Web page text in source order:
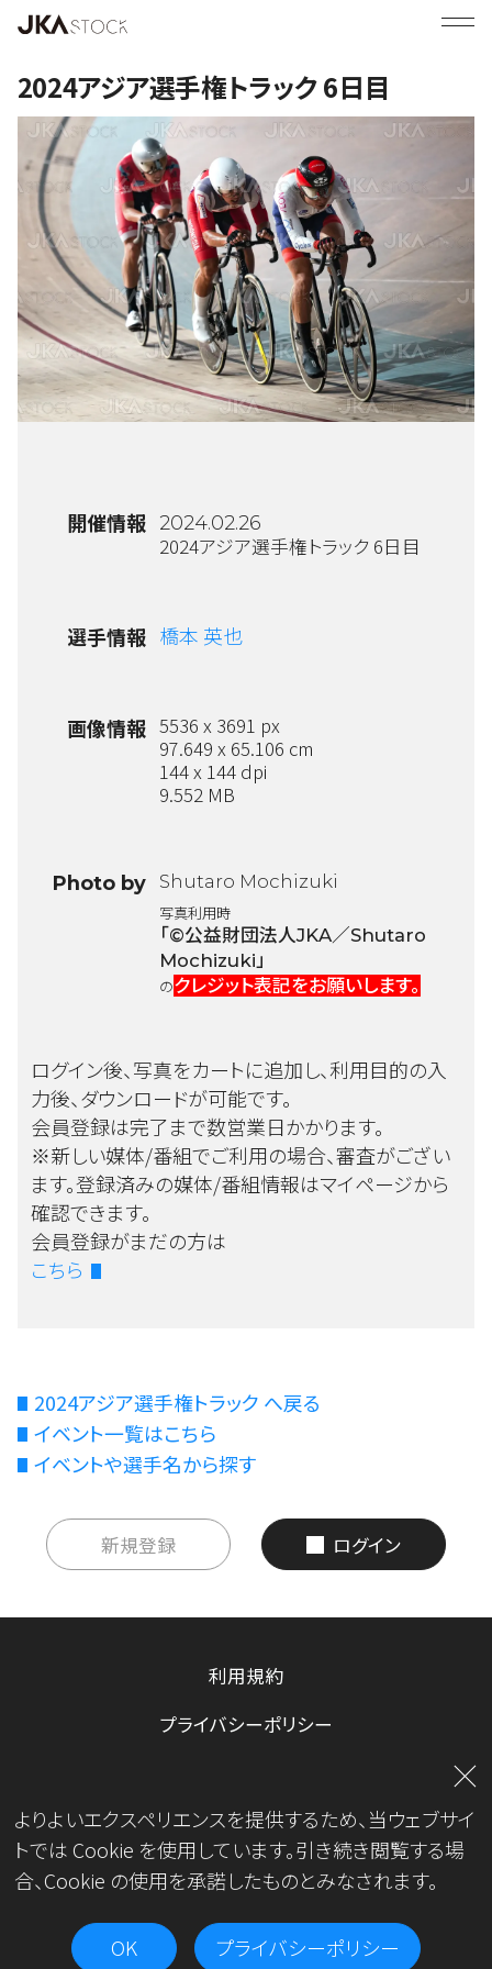
2024アジア選手権トラック 6日目
開催情報 2024.02.26
2024アジア選手権トラック 6日目
選手情報 橋本 英也
画像情報 5536 x 3691 px
97.649 x 65.106 cm
144 x 144 dpi
9.552 MB
Photo by Shutaro Mochizuki
写真利用時
「©公益財団法人JKA／Shutaro
Mochizuki」
のクレジット表記をお願いします。
ログイン後、写真をカートに追加し、利用目的の入
力後、ダウンロードが可能です。
会員登録は完了まで数営業日かかります。
※新しい媒体/番組でご利用の場合、審査がござい
ます。登録済みの媒体/番組情報はマイページから
確認できます。
会員登録がまだの方は
こちら
2024アジア選手権トラック へ戻る
イベント一覧はこちら
イベントや選手名から探す
新規登録 ログイン
利用規約
プライバシーポリシー
運営会社
Copyright© JKA.All Rights Reserved.
よりよいエクスペリエンスを提供するため、当ウェブサイ
トでは Cookie を使用しています。引き続き閲覧する場
合、Cookie の使用を承諾したものとみなされます。
OK プライバシーポリシー